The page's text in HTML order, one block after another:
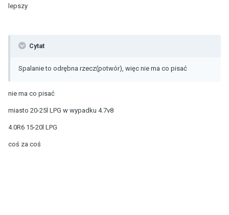
lepszy
Cytat
Spalanie to odrębna rzecz(potwór), więc nie ma co pisać
nie ma co pisać
miasto 20-25l LPG w wypadku 4.7v8
4.0R6 15-20l LPG
coś za coś